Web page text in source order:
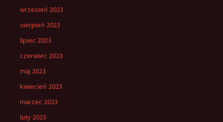
wrzesień 2023
sierpień 2023
lipiec 2023
czerwiec 2023
maj 2023
kwiecień 2023
marzec 2023
luty 2023